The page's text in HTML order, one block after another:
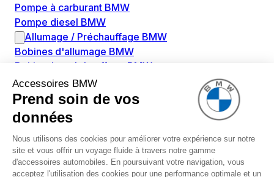
Pompe à carburant BMW
Pompe diesel BMW
Allumage / Préchauffage BMW
Bobines d'allumage BMW
Boitier de préchauffage BMW
Bougie de préchauffage BMW
Amortissement BMW
Amortisseurs BMW
Amortisseur de vibrations BMW
Cassette de ressort en roulé BMW
Kit de réparation amortisseur BMW
Ressort hélicoïdal BMW